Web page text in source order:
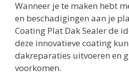
Wanneer je te maken hebt
en beschadigingen aan je
Coating Plat Dak Sealer de
deze innovatieve coating
dakreparaties uitvoeren en
voorkomen.